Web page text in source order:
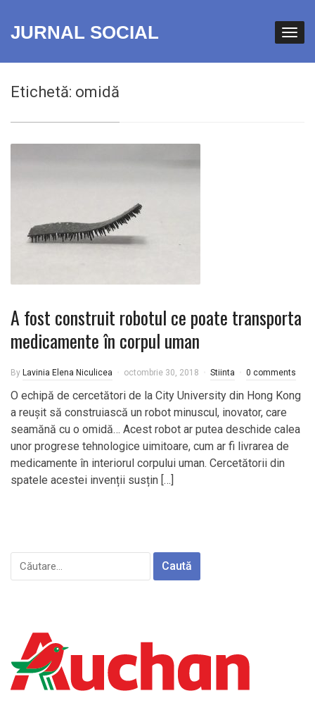
JURNAL SOCIAL
Etichetă: omidă
A fost construit robotul ce poate transporta
medicamente în corpul uman
By Lavinia Elena Niculicea octombrie 30, 2018 Stiinta 0 comments
O echipă de cercetători de la City University din Hong Kong
a reușit să construiască un robot minuscul, inovator, care
seamănă cu o omidă… Acest robot ar putea deschide calea
unor progrese tehnologice uimitoare, cum ar fi livrarea de
medicamente în interiorul corpului uman. Cercetătorii din
spatele acestei invenții susțin […]
Caută
după: